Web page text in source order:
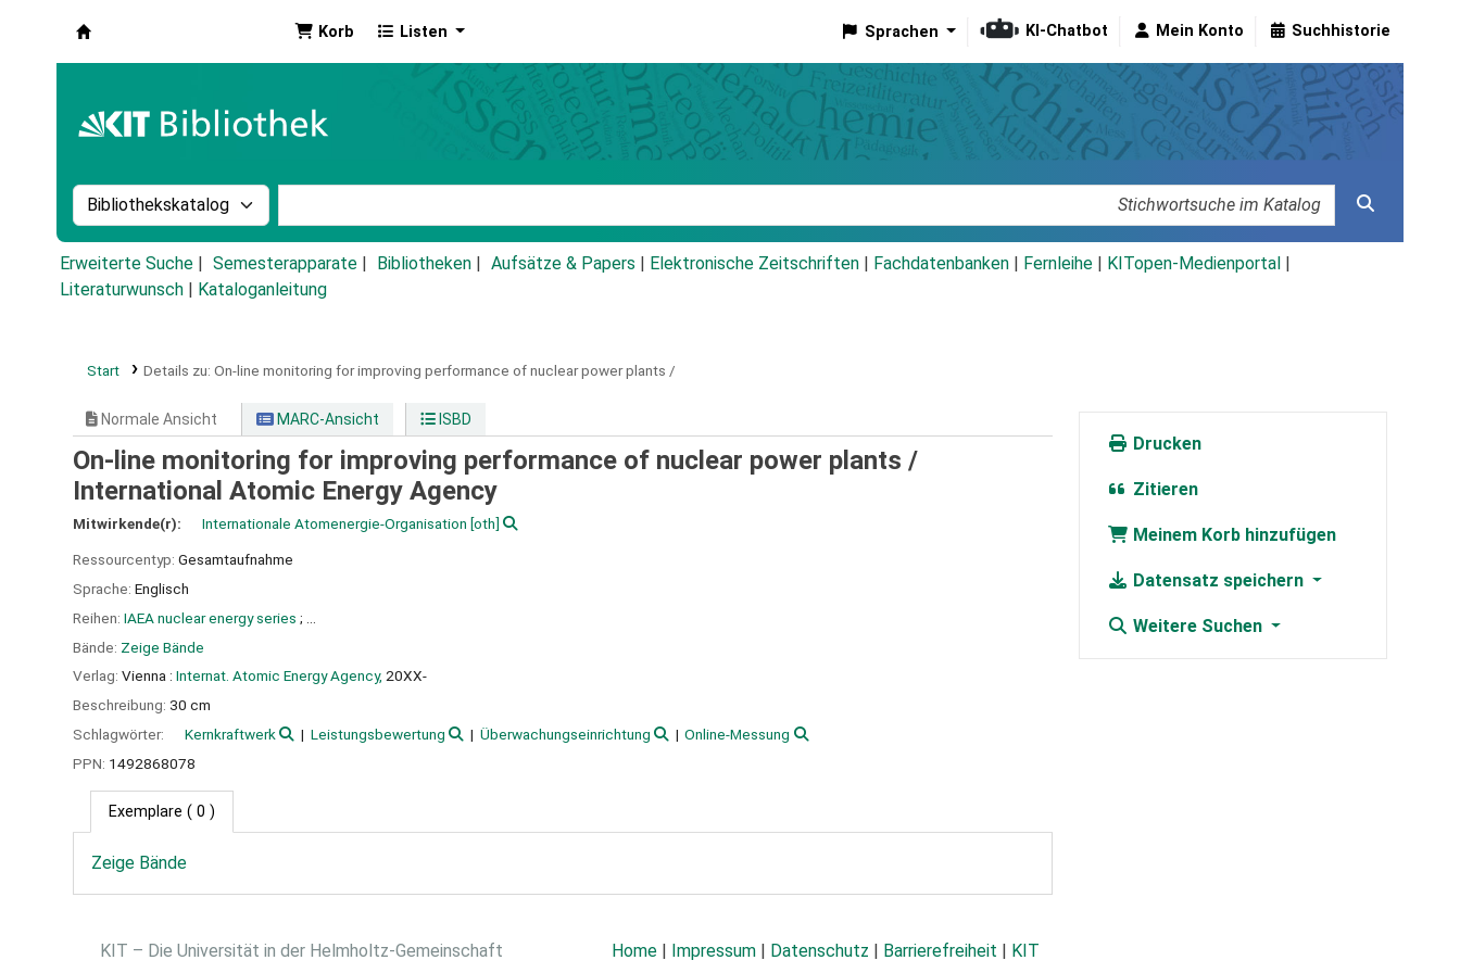
Korb Listen Sprachen KI-Chatbot Mein Konto Suchhistorie
Suche im Katalog nach:
Erweiterte Suche Semesterapparate Bibliotheken Aufsätze & Papers Elektronische Zeitschriften Fachdatenbanken Fernleihe KITopen-Medienportal
Literaturwunsch
Kataloganleitung
Start Details zu: On-line monitoring for improving performance of nuclear power plants /
Normale Ansicht MARC-Ansicht ISBD
On-line monitoring for improving performance of nuclear power plants /
International Atomic Energy Agency
Mitwirkende(r): Internationale Atomenergie-Organisation [oth]
Ressourcentyp: Gesamtaufnahme
Sprache: Englisch
Reihen: IAEA nuclear energy series ; ...
Bände: Zeige Bände
Verlag: Vienna : Internat. Atomic Energy Agency, 20XX-
Beschreibung: 30 cm
Schlagwörter:
Kernkraftwerk Leistungsbewertung Überwachungseinrichtung
Online-Messung
PPN: 1492868078
Exemplare ( 0 )
Zeige Bände
Drucken
Zitieren
Meinem Korb hinzufügen
Datensatz speichern
Weitere Suchen
KIT – Die Universität in der Helmholtz-Gemeinschaft Home | Impressum | Datenschutz | Barrierefreiheit | KIT